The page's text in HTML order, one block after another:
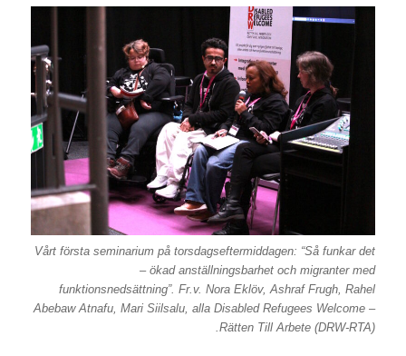
Vårt första seminarium på torsdagseftermiddagen: “Så funkar det
– ökad anställningsbarhet och migranter med
funktionsnedsättning”. Fr.v. Nora Eklöv, Ashraf Frugh, Rahel
Abebaw Atnafu, Mari Siilsalu, alla Disabled Refugees Welcome –
Rätten Till Arbete (DRW-RTA).